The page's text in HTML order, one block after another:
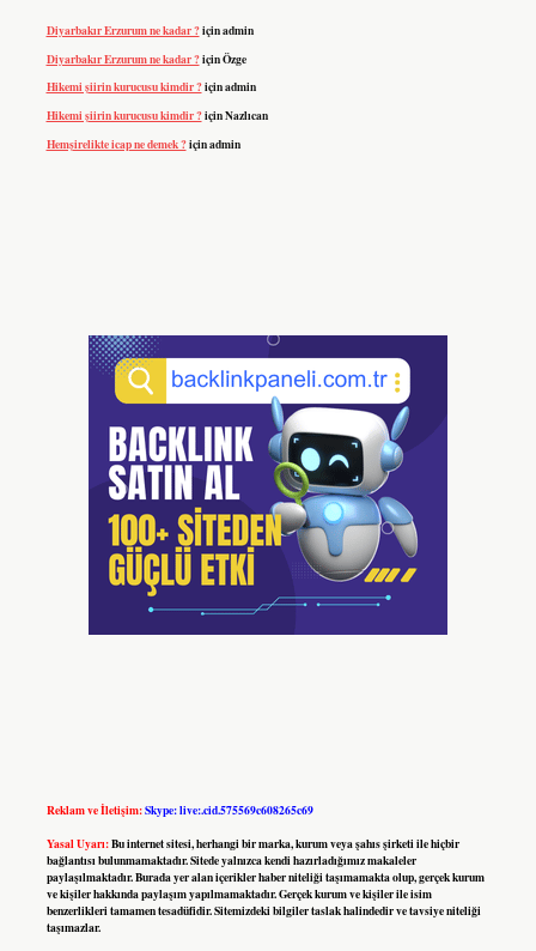
Diyarbakır Erzurum ne kadar ?içinadmin
Diyarbakır Erzurum ne kadar ?içinÖzge
Hikemi şiirin kurucusu kimdir ?içinadmin
Hikemi şiirin kurucusu kimdir ?içinNazlıcan
Hemşirelikte icap ne demek ?içinadmin
Reklam ve İletişim:Skype: live:.cid.575569c608265c69
Yasal Uyarı:Bu internet sitesi, herhangi bir marka, kurum veya şahıs şirketi ile hiçbir
bağlantısı bulunmamaktadır. Sitede yalnızca kendi hazırladığımız makaleler
paylaşılmaktadır. Burada yer alan içerikler haber niteliği taşımamakta olup, gerçek kurum
ve kişiler hakkında paylaşım yapılmamaktadır. Gerçek kurum ve kişiler ile isim
benzerlikleri tamamen tesadüfidir. Sitemizdeki bilgiler taslak halindedir ve tavsiye niteliği
taşımazlar.